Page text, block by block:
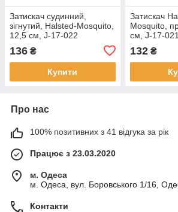
Затискач судинний,
зігнутий, Halsted-Mosquito,
12,5 см, J-17-022
136 ₴
Купити
Затискач
Mosquito,
см, J-17-021
132₴
Про нас
100% позитивних з 41 відгука за рік
Працює з 23.03.2020
м. Одеса
м. Одеса, вул. Боровського 1/16,
Контакти